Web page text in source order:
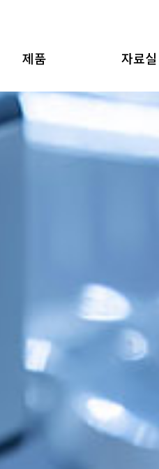
제품 자료실